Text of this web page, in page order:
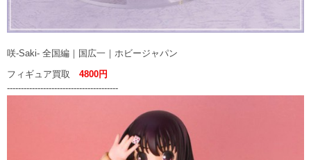
咲-Saki- 全国編｜国広一｜ホビージャパン
フィギュア買取 4800円
----------------------------------------